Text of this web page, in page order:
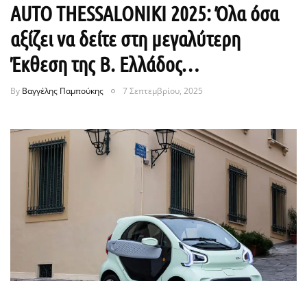
AUTO THESSALONIKI 2025: Όλα όσα
αξίζει να δείτε στη μεγαλύτερη
Έκθεση της Β. Ελλάδος…
By Βαγγέλης Παμπούκης 7 Σεπτεμβρίου, 2025